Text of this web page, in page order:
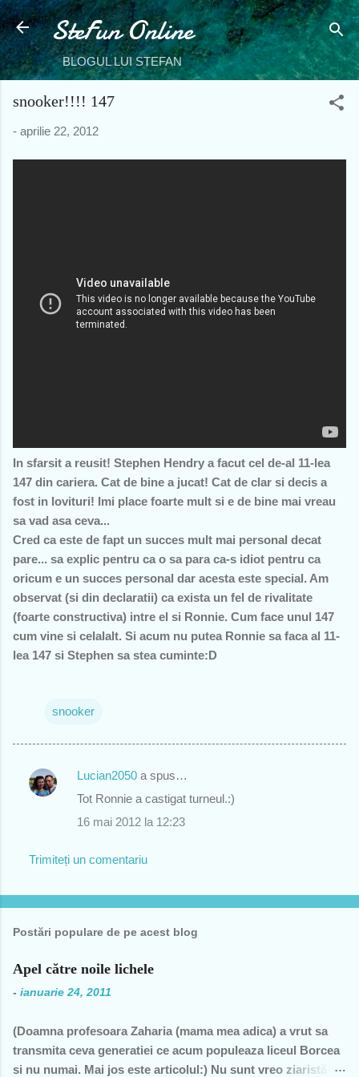
Treceți la conținutul principal
SteFun Online
BLOGUL LUI STEFAN
snooker!!!! 147
- aprilie 22, 2012
In sfarsit a reusit! Stephen Hendry a facut cel de-al 11-lea
147 din cariera. Cat de bine a jucat! Cat de clar si decis a
fost in lovituri! Imi place foarte mult si e de bine mai vreau
sa vad asa ceva...
Cred ca este de fapt un succes mult mai personal decat
pare... sa explic pentru ca o sa para ca-s idiot pentru ca
oricum e un succes personal dar acesta este special. Am
observat (si din declaratii) ca exista un fel de rivalitate
(foarte constructiva) intre el si Ronnie. Cum face unul 147
cum vine si celalalt. Si acum nu putea Ronnie sa faca al 11-
lea 147 si Stephen sa stea cuminte:D
snooker
C
t
Lucian2050 a spus…
Tot Ronnie a castigat turneul.:)
16 mai 2012 la 12:23
Trimiteți un comentariu
Postări populare de pe acest blog
Apel către noile lichele
- ianuarie 24, 2011
(Doamna profesoara Zaharia (mama mea adica) a vrut sa
transmita ceva generatiei ce acum populeaza liceul Borcea
si nu numai. Mai jos este articolul:) Nu sunt vreo ziaristă